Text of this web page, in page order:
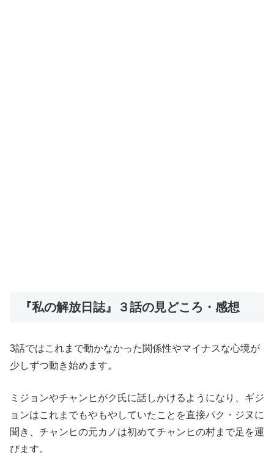
『私の解放日誌』３話の見どころ・感想
3話ではこれまで動かなかった関係性やマイナスな心境が
少しずつ動き始めます。
ミジョンやチャンヒがク氏に話しかけるようになり、ギジ
ョンはこれまでもやもやしていたことを直接パク・ジヌに
聞き、チャンヒの元カノは初めてチャンヒの村まで足を運
びます。